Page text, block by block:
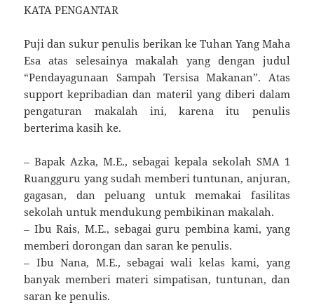
KATA PENGANTAR
Puji dan sukur penulis berikan ke Tuhan Yang Maha
Esa atas selesainya makalah yang dengan judul
“Pendayagunaan Sampah Tersisa Makanan”. Atas
support kepribadian dan materil yang diberi dalam
pengaturan makalah ini, karena itu penulis
berterima kasih ke.
– Bapak Azka, M.E., sebagai kepala sekolah SMA 1
Ruangguru yang sudah memberi tuntunan, anjuran,
gagasan, dan peluang untuk memakai fasilitas
sekolah untuk mendukung pembikinan makalah.
– Ibu Rais, M.E., sebagai guru pembina kami, yang
memberi dorongan dan saran ke penulis.
– Ibu Nana, M.E., sebagai wali kelas kami, yang
banyak memberi materi simpatisan, tuntunan, dan
saran ke penulis.